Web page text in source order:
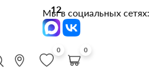
12
Мы в социальных сетях:
0 0